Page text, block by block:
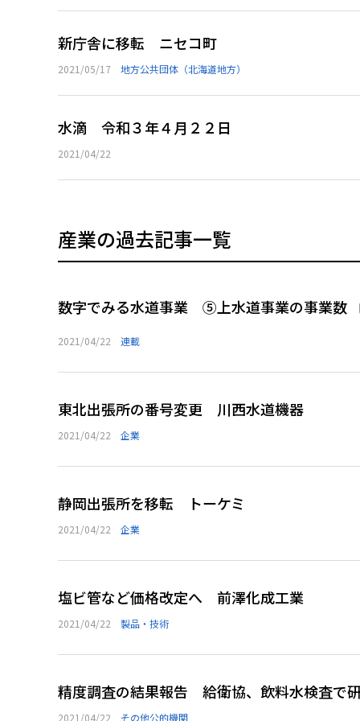
新庁舎に移転 ニセコ町
2021/05/17 地方公共団体（北海道地方）
水滴 令和３年４月２２日
2021/04/22
産業の過去記事一覧
数字でみる水道事業 ⑤上水道事業の事業数
2021/04/22 連載
東北出張所の番号変更 川西水道機器
2021/04/22 企業
静岡出張所を移転 トーケミ
2021/04/22 企業
塩ビ管など価格改定へ 前澤化成工業
2021/04/22 製品・技術
精度調査の結果報告 給衛協、飲料水検査で
2021/04/22 その他公的機関